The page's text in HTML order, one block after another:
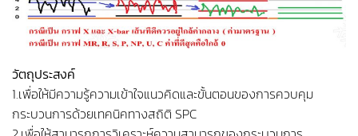
วัตถุประสงค์
1.เพื่อให้มีความรู้ความเข้าใจแนวคิดและขั้นตอนของการควบคุม
กระบวนการด้วยเทคนิคทางสถิติ SPC